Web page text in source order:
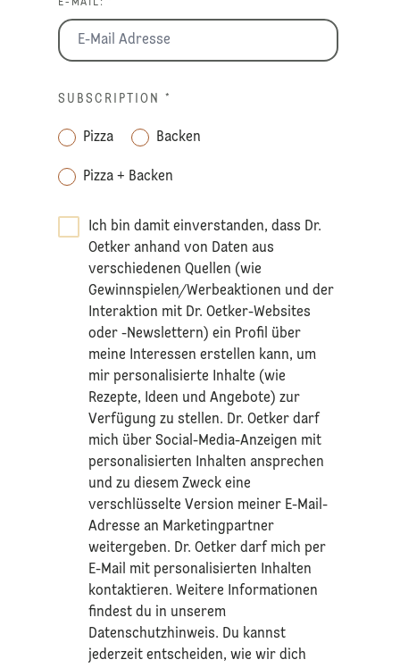
E-MAIL: *
SUBSCRIPTION *
Pizza Backen
Pizza + Backen
Ich bin damit einverstanden, dass Dr.
Oetker anhand von Daten aus
verschiedenen Quellen (wie
Gewinnspielen/Werbeaktionen und der
Interaktion mit Dr. Oetker-Websites
oder -Newslettern) ein Profil über
meine Interessen erstellen kann, um
mir personalisierte Inhalte (wie
Rezepte, Ideen und Angebote) zur
Verfügung zu stellen. Dr. Oetker darf
mich über Social-Media-Anzeigen mit
personalisierten Inhalten ansprechen
und zu diesem Zweck eine
verschlüsselte Version meiner E-Mail-
Adresse an Marketingpartner
weitergeben. Dr. Oetker darf mich per
E-Mail mit personalisierten Inhalten
kontaktieren. Weitere Informationen
findest du in unserem
Datenschutzhinweis. Du kannst
jederzeit entscheiden, wie wir dich